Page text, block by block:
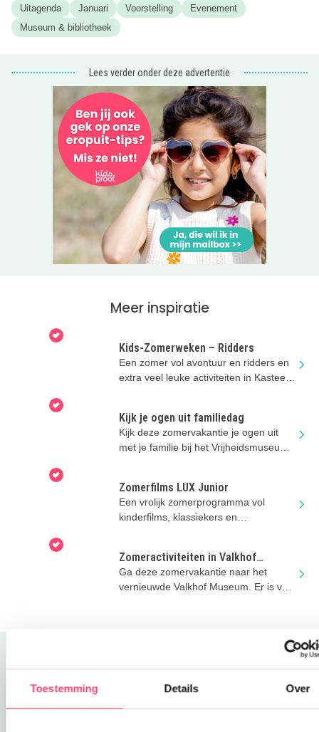
Toestemming Details Over
Uitagenda Januari Voorstelling
Evenement
Museum & bibliotheek
Lees verder onder deze advertentie
Meer inspiratie
Kids-Zomerweken – Ridders
Een zomer vol avontuur en ridders en
extra veel leuke activiteiten in Kasteel
Kijk je ogen uit familiedag
Kijk deze zomervakantie je ogen uit
met je familie bij het Vrijheidsmuseum
Zomerfilms LUX Junior
Een vrolijk zomerprogramma vol
kinderfilms, klassiekers en
Zomeractiviteiten in Valkhof
Museum
Ga deze zomervakantie naar het
vernieuwde Valkhof Museum. Er is van
Uitgelicht